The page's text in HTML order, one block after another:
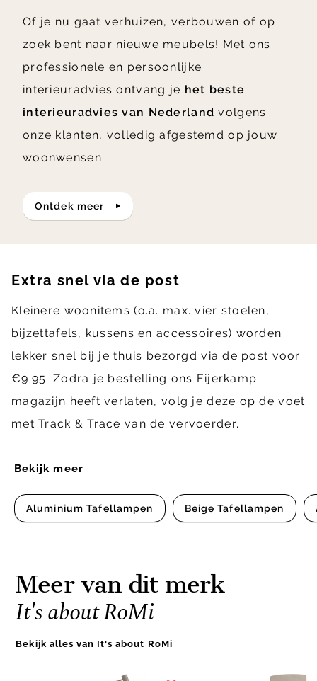
Of je nu gaat verhuizen, verbouwen of op
zoek bent naar nieuwe meubels! Met ons
professionele en persoonlijke
interieuradvies ontvang je het beste
interieuradvies van Nederland volgens
onze klanten, volledig afgestemd op jouw
woonwensen.
ontdek meer
Bekijk meer
Aluminium Tafellampen Beige Tafellampen
Extra snel via de post
Kleinere woonitems (o.a. max. vier stoelen,
bijzettafels, kussens en accessoires) worden
lekker snel bij je thuis bezorgd via de post voor
€9.95. Zodra je bestelling ons Eijerkamp
magazijn heeft verlaten, volg je deze op de voet
met Track & Trace van de vervoerder.
Meer van dit merk
It's about RoMi
Bekijk alles van It's about RoMi